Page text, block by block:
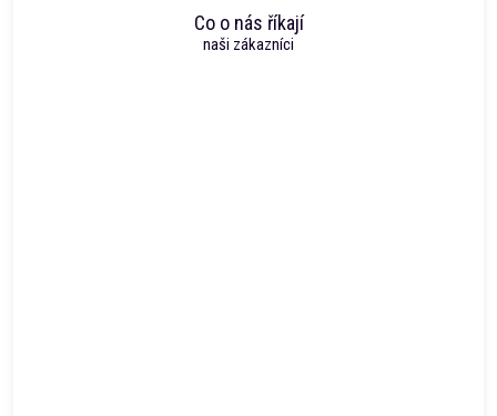
Co o nás říkají
naši zákazníci